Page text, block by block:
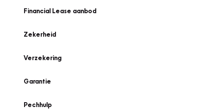
Financial Lease aanbod
Zekerheid
Verzekering
Garantie
Pechhulp